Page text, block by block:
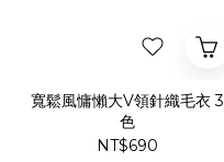
寬鬆風慵懶大V領針織毛衣 3
色
NT$690